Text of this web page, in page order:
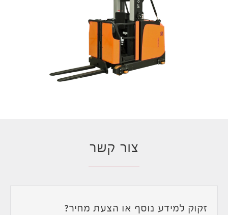
צור קשר
זקוק למידע נוסף או הצעת מחיר?